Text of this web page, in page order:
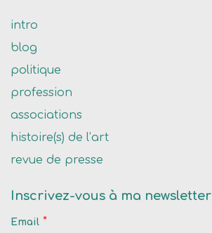
intro
blog
politique
profession
associations
histoire(s) de l’art
revue de presse
Inscrivez-vous à ma newsletter
Email *